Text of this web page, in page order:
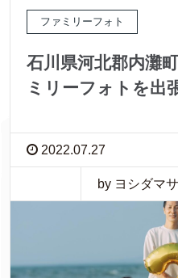
ファミリーフォト
石川県河北郡内灘
ミリーフォトを出
2022.07.27
by ヨシダマ